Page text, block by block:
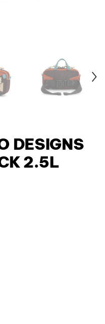
DESIGNS
2.5L
2.5L số lượng